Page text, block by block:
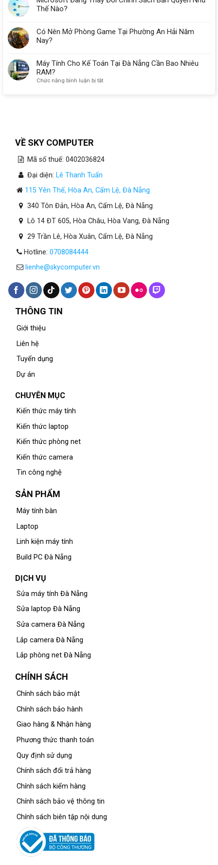
Thế Nào?
Có Nên Mở Phòng Game Tại Phường An Hải Năm
Nay?
Máy Tính Cho Kế Toán Tại Đà Nẵng Cần Bao Nhiêu
RAM?
Chức năng bình luận bị tắtở
Bao
VỀ SKY COMPUTER
Mã số thuế: 0402036824
Đại diện: Lê Thanh Tuấn
115 Yên Thế, Hòa An, Cẩm Lệ, Đà Nẵng
340 Tôn Đản, Hòa An, Cẩm Lệ, Đà Nẵng
Lô 14 ĐT 605, Hòa Châu, Hòa Vang, Đà Nẵng
29 Trần Lê, Hòa Xuân, Cẩm Lệ, Đà Nẵng
Hotline: 0708084444
lienhe@skycomputer.vn
THÔNG TIN
Giới thiệu
Liên hệ
Tuyển dụng
Dự án
CHUYÊN MỤC
Kiến thức máy tính
Kiến thức laptop
Kiến thức phòng net
Kiến thức camera
Tin công nghệ
SẢN PHẨM
Máy tính bàn
Laptop
Linh kiện máy tính
Build PC Đà Nẵng
DỊCH VỤ
Sửa máy tính Đà Nẵng
Sửa laptop Đà Nẵng
Sửa camera Đà Nẵng
Lắp camera Đà Nẵng
Lắp phòng net Đà Nẵng
CHÍNH SÁCH
Chính sách bảo mật
Chính sách bảo hành
Giao hàng & Nhận hàng
Phương thức thanh toán
Quy định sử dụng
Chính sách đổi trả hàng
Chính sách kiểm hàng
Chính sách bảo vệ thông tin
Chính sách biên tập nội dung